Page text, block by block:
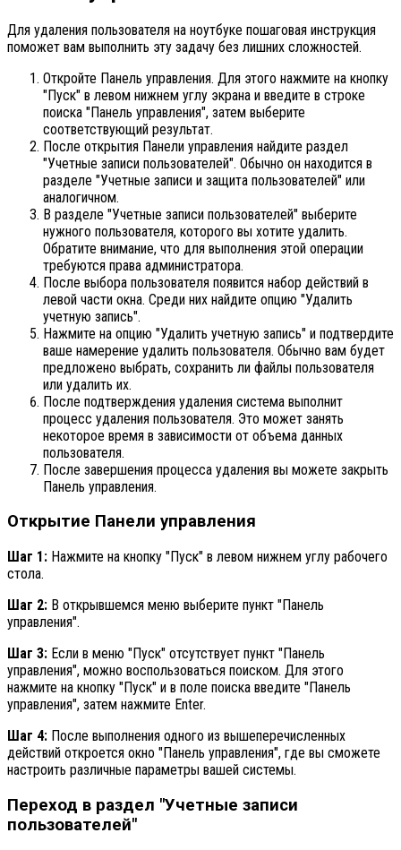
Для удаления пользователя на ноутбуке пошаговая инструкция
поможет вам выполнить эту задачу без лишних сложностей.
Откройте Панель управления. Для этого нажмите на кнопку
"Пуск" в левом нижнем углу экрана и введите в строке
поиска "Панель управления", затем выберите
соответствующий результат.
После открытия Панели управления найдите раздел
"Учетные записи пользователей". Обычно он находится в
разделе "Учетные записи и защита пользователей" или
аналогичном.
В разделе "Учетные записи пользователей" выберите
нужного пользователя, которого вы хотите удалить.
Обратите внимание, что для выполнения этой операции
требуются права администратора.
После выбора пользователя появится набор действий в
левой части окна. Среди них найдите опцию "Удалить
учетную запись".
Нажмите на опцию "Удалить учетную запись" и подтвердите
ваше намерение удалить пользователя. Обычно вам будет
предложено выбрать, сохранить ли файлы пользователя
или удалить их.
После подтверждения удаления система выполнит
процесс удаления пользователя. Это может занять
некоторое время в зависимости от объема данных
пользователя.
После завершения процесса удаления вы можете закрыть
Панель управления.
Открытие Панели управления
Шаг 1: Нажмите на кнопку "Пуск" в левом нижнем углу рабочего
стола.
Шаг 2: В открывшемся меню выберите пункт "Панель
управления".
Шаг 3: Если в меню "Пуск" отсутствует пункт "Панель
управления", можно воспользоваться поиском. Для этого
нажмите на кнопку "Пуск" и в поле поиска введите "Панель
управления", затем нажмите Enter.
Шаг 4: После выполнения одного из вышеперечисленных
действий откроется окно "Панель управления", где вы сможете
настроить различные параметры вашей системы.
Переход в раздел "Учетные записи
пользователей"